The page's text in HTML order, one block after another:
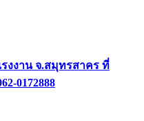
งงาน จ.สมุทรสาคร ที่
0172888